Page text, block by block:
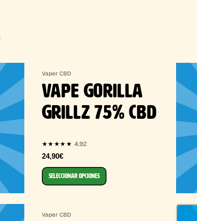
Vaper CBD
VAPE GORILLA
GRILLZ 75% CBD
★★★★★ 4.92
24,90€
SELECCIONAR OPCIONES
Vaper CBD